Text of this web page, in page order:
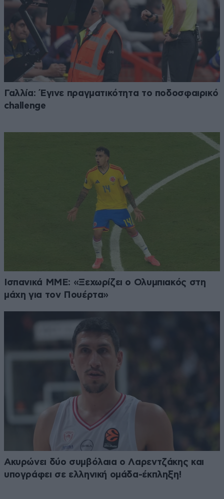
Γαλλία: Έγινε πραγματικότητα το ποδοσφαιρικό
challenge
Ισπανικά ΜΜΕ: «Ξεχωρίζει ο Ολυμπιακός στη
μάχη για τον Πουέρτα»
Ακυρώνει δύο συμβόλαια ο Λαρεντζάκης και
υπογράφει σε ελληνική ομάδα-έκπληξη!